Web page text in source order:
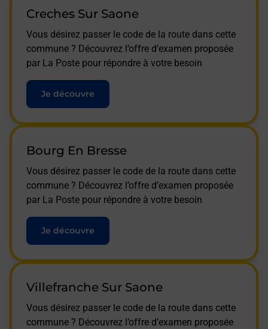
Creches Sur Saone
Vous désirez passer le code de la route dans cette
commune ? Découvrez l’offre d’examen proposée
par La Poste pour répondre à votre besoin
Je découvre
Bourg En Bresse
Vous désirez passer le code de la route dans cette
commune ? Découvrez l’offre d’examen proposée
par La Poste pour répondre à votre besoin
Je découvre
Villefranche Sur Saone
Vous désirez passer le code de la route dans cette
commune ? Découvrez l’offre d’examen proposée